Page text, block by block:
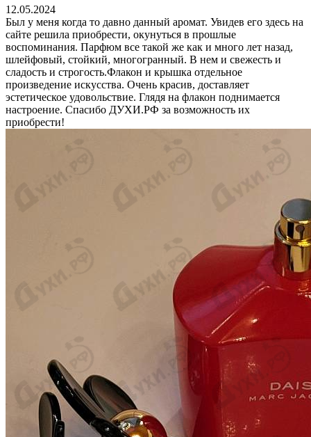
12.05.2024
Был у меня когда то давно данный аромат. Увидев его здесь на
сайте решила приобрести, окунуться в прошлые
воспоминания. Парфюм все такой же как и много лет назад,
шлейфовый, стойкий, многогранный. В нем и свежесть и
сладость и строгость.Флакон и крышка отдельное
произведение искусства. Очень красив, доставляет
эстетическое удовольствие. Глядя на флакон поднимается
настроение. Спасибо ДУХИ.РФ за возможность их
приобрести!